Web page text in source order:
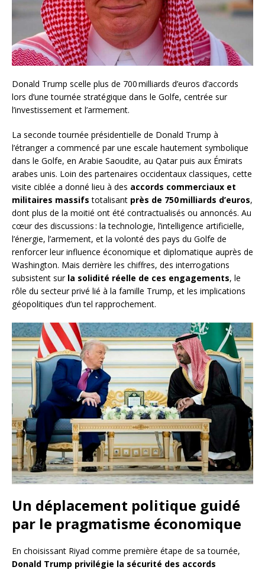
Donald Trump scelle plus de 700 milliards d’euros d’accords
lors d’une tournée stratégique dans le Golfe, centrée sur
l’investissement et l’armement.
La seconde tournée présidentielle de Donald Trump à
l’étranger a commencé par une escale hautement symbolique
dans le Golfe, en Arabie Saoudite, au Qatar puis aux Émirats
arabes unis. Loin des partenaires occidentaux classiques, cette
visite ciblée a donné lieu à des accords commerciaux et
militaires massifs totalisant près de 750 milliards d’euros,
dont plus de la moitié ont été contractualisés ou annoncés. Au
cœur des discussions : la technologie, l’intelligence artificielle,
l’énergie, l’armement, et la volonté des pays du Golfe de
renforcer leur influence économique et diplomatique auprès de
Washington. Mais derrière les chiffres, des interrogations
subsistent sur la solidité réelle de ces engagements, le
rôle du secteur privé lié à la famille Trump, et les implications
géopolitiques d’un tel rapprochement.
Un déplacement politique guidé
par le pragmatisme économique
En choisissant Riyad comme première étape de sa tournée,
Donald Trump privilégie la sécurité des accords